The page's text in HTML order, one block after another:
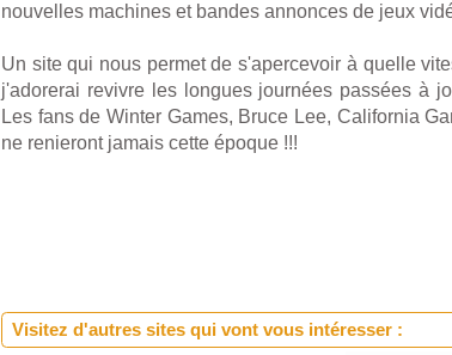
nouvelles machines et bandes annonces de jeux
Un site qui nous permet de s'apercevoir à quelle
j'adorerai revivre les longues journées passées à
Les fans de Winter Games, Bruce Lee, California
ne renieront jamais cette époque !!!
Visitez d'autres sites qui vont vous intéresser :